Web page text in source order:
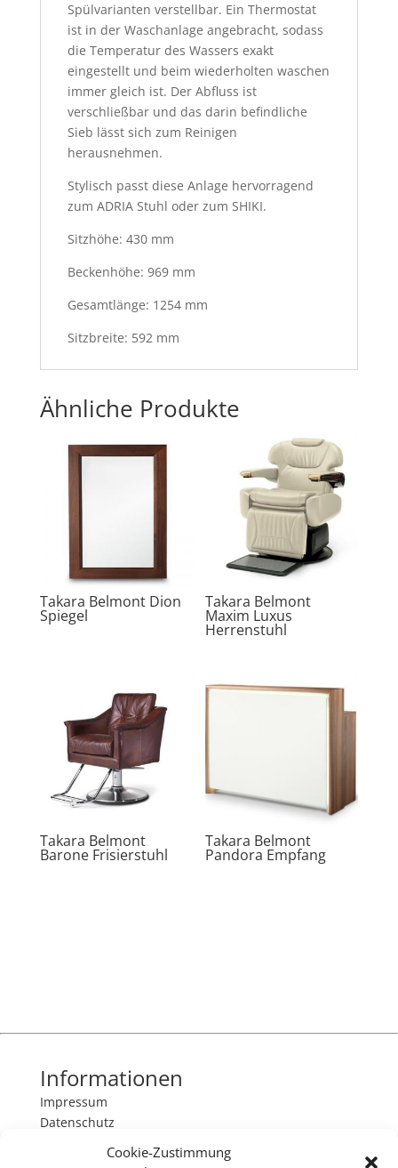
Cookie-Zustimmung
Spülvarianten verstellbar. Ein Thermostat
ist in der Waschanlage angebracht, sodass
die Temperatur des Wassers exakt
eingestellt und beim wiederholten waschen
immer gleich ist. Der Abfluss ist
verschließbar und das darin befindliche
Sieb lässt sich zum Reinigen
herausnehmen.
Stylisch passt diese Anlage hervorragend
zum ADRIA Stuhl oder zum SHIKI.
Sitzhöhe: 430 mm
Beckenhöhe: 969 mm
Gesamtlänge: 1254 mm
Sitzbreite: 592 mm
Ähnliche Produkte
Takara Belmont Dion
Spiegel
Takara Belmont
Maxim Luxus
Herrenstuhl
Takara Belmont
Barone Frisierstuhl
Takara Belmont
Pandora Empfang
Informationen
Impressum
Datenschutz